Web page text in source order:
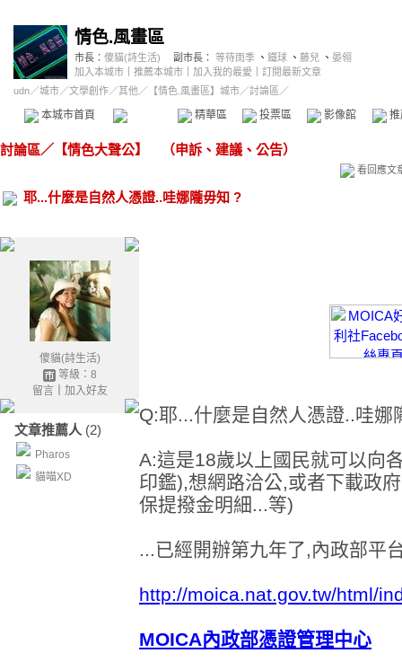
情色.風畫區
市長： 傻貓(詩生活) 副市長： 等待雨季 、 鐵球 、 藤兒 、 晏翎
加入本城市
推薦本城市 加入我的最愛
訂閱最新文章
udn／城市／文學創作／其他 ／ 【情色.風畫區】城市／討論區／
本城市首頁 精華區 投票區 影像館
討論區／ 【情色大聲公】 （申訴、建議、公告）
看回應文
耶...什麼是自然人憑證..哇娜隴毋知 ?
傻貓(詩生活)
等級：8
留言｜ 加入好友
文章推薦人 (2)
Pharos
貓喵XD
Q:耶...什麼是自然人憑證..哇娜
A:這是18歲以上國民就可以向
印鑑),想網路洽公,或者下載政
保提撥金明細...等)
...已經開辦第九年了,內政部平
http://moica.nat.gov.tw/html/
MOICA內政部憑證管理中心